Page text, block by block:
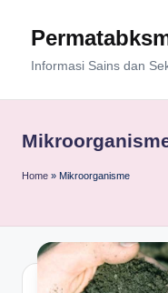
Informasi Sains dan
Home » Mikroorganisme